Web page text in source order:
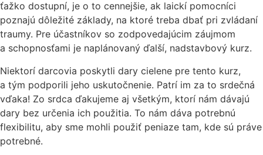
ťažko dostupní, je o to cennejšie, ak laickí pomocníci
poznajú dôležité základy, na ktoré treba dbať pri zvládaní
traumy. Pre účastníkov so zodpovedajúcim záujmom
a schopnosťami je naplánovaný ďalší, nadstavbový kurz.
Niektorí darcovia poskytli dary cielene pre tento kurz,
a tým podporili jeho uskutočnenie. Patrí im za to srdečná
vďaka! Zo srdca ďakujeme aj všetkým, ktorí nám dávajú
dary bez určenia ich použitia. To nám dáva potrebnú
flexibilitu, aby sme mohli použiť peniaze tam, kde sú práve
potrebné.